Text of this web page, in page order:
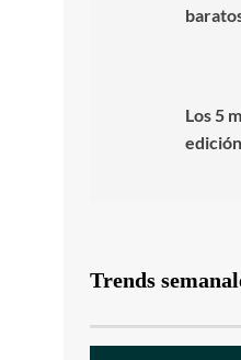
Los 5
Trends